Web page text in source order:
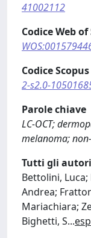
41002112
Codice Web of
Codice Scopus
2-s2.0-
Parole chiave
LC‐OCT;
melanoma;
Tutti gli autori
Bettolini,
Andrea;
Mariachiara;
Bighetti, S...